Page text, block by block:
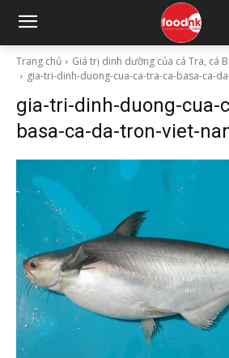
Trang chủ
Giá trị dinh dưỡng của cá Tra, cá
gia-tri-dinh-duong-cua-ca-tra-ca-basa-ca-
gia-tri-dinh-duong-cua-
basa-ca-da-tron-viet-